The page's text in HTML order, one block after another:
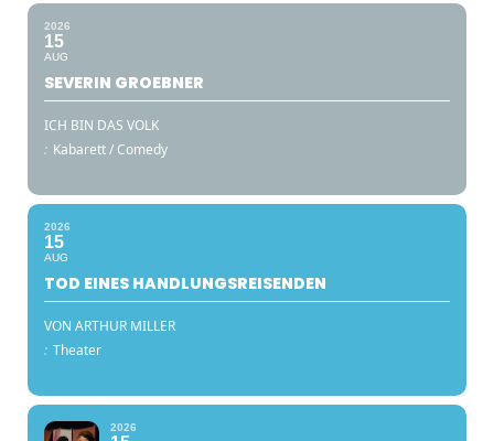
2026
15
AUG
SEVERIN GROEBNER
ICH BIN DAS VOLK
: Kabarett / Comedy
2026
15
AUG
TOD EINES HANDLUNGSREISENDEN
VON ARTHUR MILLER
: Theater
2026